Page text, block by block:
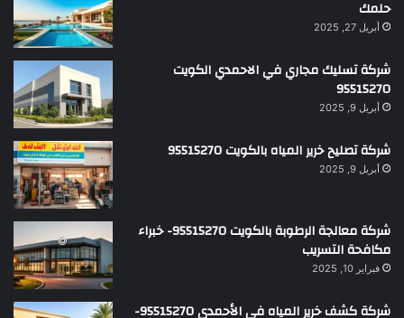
حلمك
أبريل 27, 2025
شركة تسليك مجاري في الاحمدي الكويت
95515270
أبريل 9, 2025
شركة تصليح خرير المياه بالكويت 95515270
أبريل 9, 2025
شركة معالجة الرطوبة بالكويت 95515270- خبراء
مكافحة التسريب
فبراير 10, 2025
شركة كشف خرير المياه في الأحمدي 95515270-